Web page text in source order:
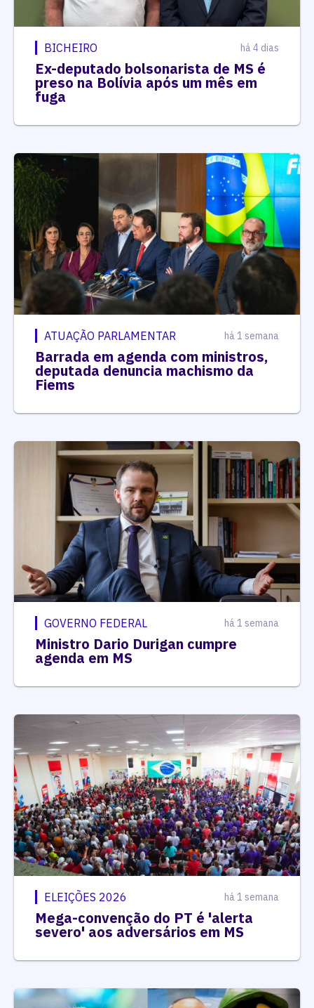
BICHEIRO há 4 dias
Ex-deputado bolsonarista de MS é
preso na Bolívia após um mês em
fuga
ATUAÇÃO PARLAMENTAR há 1 semana
Barrada em agenda com ministros,
deputada denuncia machismo da
Fiems
GOVERNO FEDERAL há 1 semana
Ministro Dario Durigan cumpre
agenda em MS
ELEIÇÕES 2026 há 1 semana
Mega-convenção do PT é 'alerta
severo' aos adversários em MS